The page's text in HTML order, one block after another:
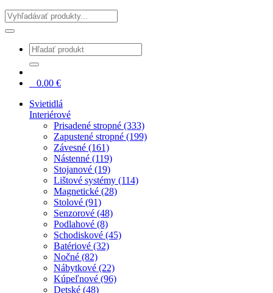
Hladať
0.00 €
Svietidlá
Interiérové
Prisadené stropné (333)
Zapustené stropné (199)
Závesné (161)
Nástenné (119)
Stojanové (19)
Lištové systémy (114)
Magnetické (28)
Stolové (91)
Senzorové (48)
Podlahové (8)
Schodiskové (45)
Batériové (32)
Nočné (82)
Nábytkové (22)
Kúpeľnové (96)
Detské (48)